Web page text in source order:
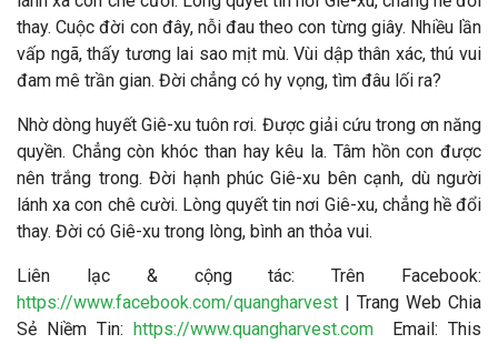
thay. Cuộc đời con đây, nỗi đau theo con từng giây. Nhiều lần
vấp ngã, thấy tương lai sao mịt mù. Vùi dập thân xác, thú vui
đam mê trần gian. Đời chẳng có hy vọng, tìm đâu lối ra?
Nhờ dòng huyết Giê-xu tuôn rơi. Được giải cứu trong ơn năng
quyền. Chẳng còn khóc than hay kêu la. Tâm hồn con được
nên trắng trong. Đời hạnh phúc Giê-xu bên cạnh, dù người
lánh xa con chê cười. Lòng quyết tin nơi Giê-xu, chẳng hề đổi
thay. Đời có Giê-xu trong lòng, bình an thỏa vui.
Liên lạc & cộng tác: Trên Facebook:
https://www.facebook.com/quangharvest | Trang Web Chia
Sẻ Niềm Tin: https://www.quangharvest.comEmail: This